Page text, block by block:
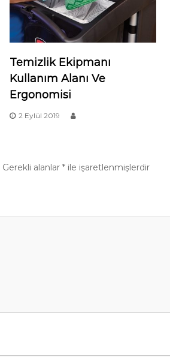
Temizlik Ekipmanı
Kullanım Alanı Ve
Ergonomisi
2 Eylül 2019
Gerekli alanlar * ile işaretlenmişlerdir